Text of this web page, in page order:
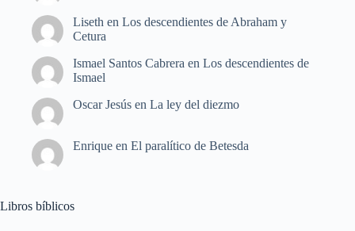
Liseth en Los descendientes de Abraham y
Cetura
Ismael Santos Cabrera en Los descendientes de
Ismael
Oscar Jesús en La ley del diezmo
Enrique en El paralítico de Betesda
Libros bíblicos